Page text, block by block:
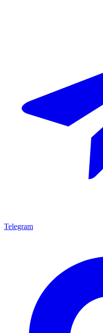
Telegram